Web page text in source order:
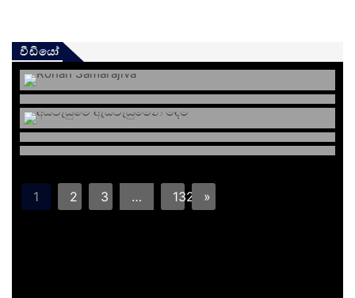
වීඩියෝ
1 2 3 … 132 »